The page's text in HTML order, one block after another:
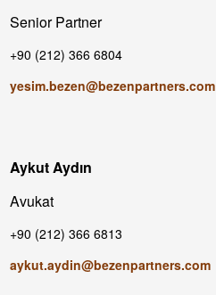
Senior Partner
+90 (212) 366 6804
yesim.bezen@bezenpartners.com
Aykut Aydın
Avukat
+90 (212) 366 6813
aykut.aydin@bezenpartners.com